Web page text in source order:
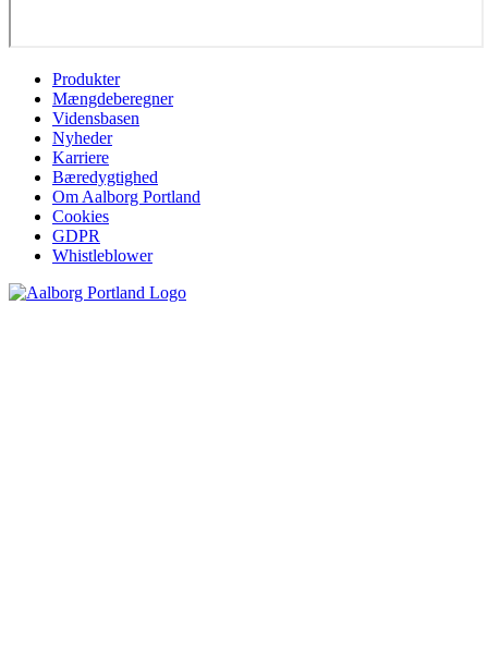
Produkter
Mængdeberegner
Vidensbasen
Nyheder
Karriere
Bæredygtighed
Om Aalborg Portland
Cookies
GDPR
Whistleblower